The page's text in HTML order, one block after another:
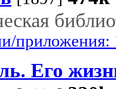
приложения:
Его